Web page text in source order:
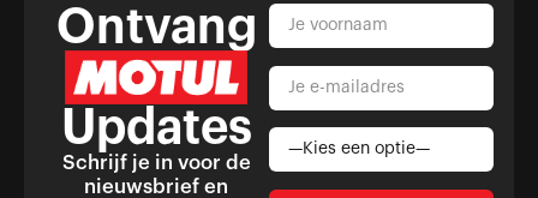
Ontvang
Updates
Schrijf je in voor de
nieuwsbrief en